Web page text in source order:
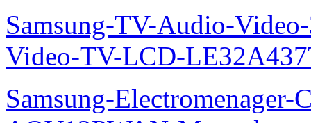
Samsung-TV-Audio-
Video-TV-LCD-
Samsung-Electromenager-